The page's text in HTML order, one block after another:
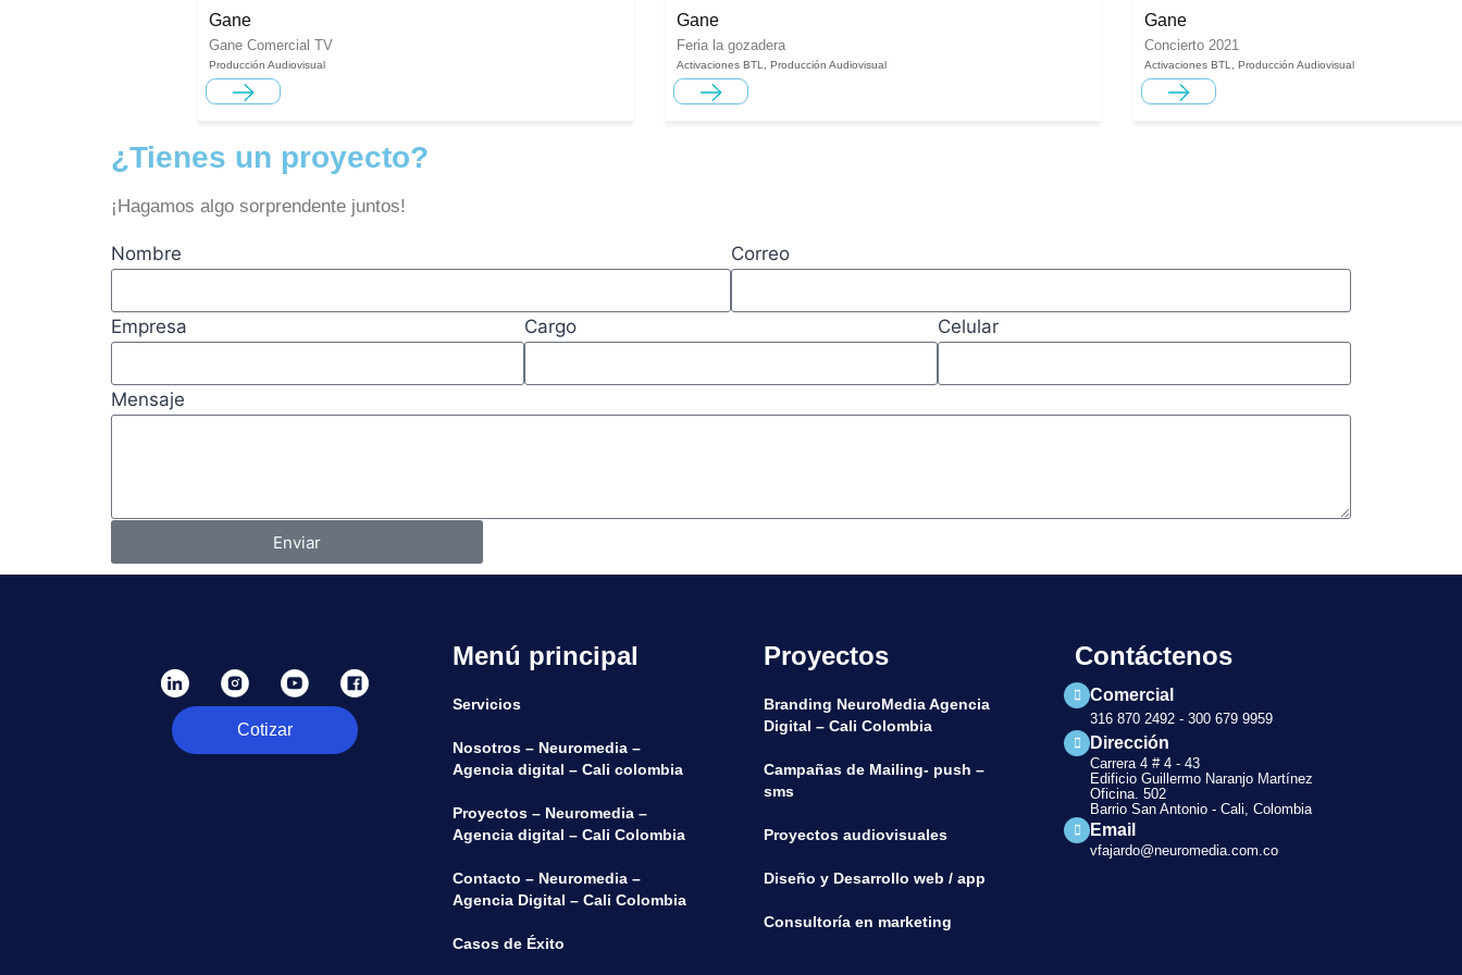
Gane
Gane Comercial TV
Producción Audiovisual
Gane
Feria la gozadera
Activaciones BTL Producción Audiovisual
Gane
Concierto 2021
Activaciones BTL Producción Audiovisual
¿Tienes un proyecto?
¡Hagamos algo sorprendente juntos!
Nombre Correo
Empresa Cargo Celular
Mensaje
Enviar
Cotizar
Menú principal
Servicios
Nosotros – Neuromedia –
Agencia digital – Cali colombia
Proyectos – Neuromedia –
Agencia digital – Cali Colombia
Contacto – Neuromedia –
Agencia Digital – Cali Colombia
Casos de Éxito
Proyectos
Branding NeuroMedia Agencia
Digital – Cali Colombia
Campañas de Mailing- push –
sms
Proyectos audiovisuales
Diseño y Desarrollo web / app
Consultoría en marketing
Contáctenos
Comercial
316 870 2492 - 300 679 9959
Dirección
Carrera 4 # 4 - 43
Edificio Guillermo Naranjo Martínez
Oficina. 502
Barrio San Antonio - Cali, Colombia
Email
vfajardo@neuromedia.com.co